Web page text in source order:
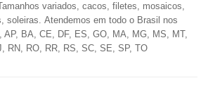
variados, cacos, filetes, mosaicos,
soleiras. Atendemos em todo o Brasil nos
AP, BA, CE, DF, ES, GO, MA, MG, MS, MT,
RN, RO, RR, RS, SC, SE, SP, TO